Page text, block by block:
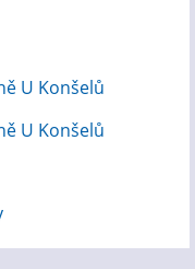
U Konšelů
U Konšelů